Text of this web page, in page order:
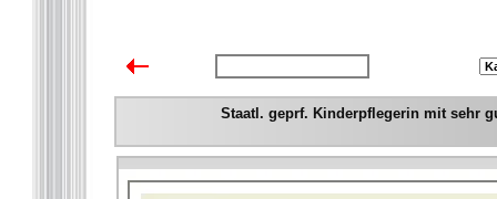
Staatl. geprf. Kinderpflegerin mit sehr